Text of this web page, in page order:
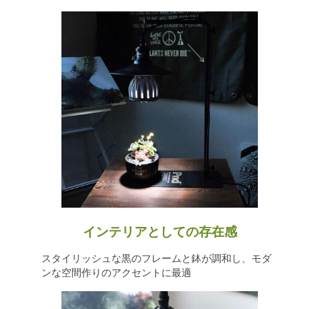
インテリアとしての存在感
スタイリッシュな黒のフレームと鉢が調和し、モダ
ンな空間作りのアクセントに最適